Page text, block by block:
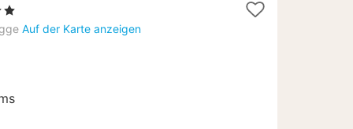
Auf der Karte anzeigen